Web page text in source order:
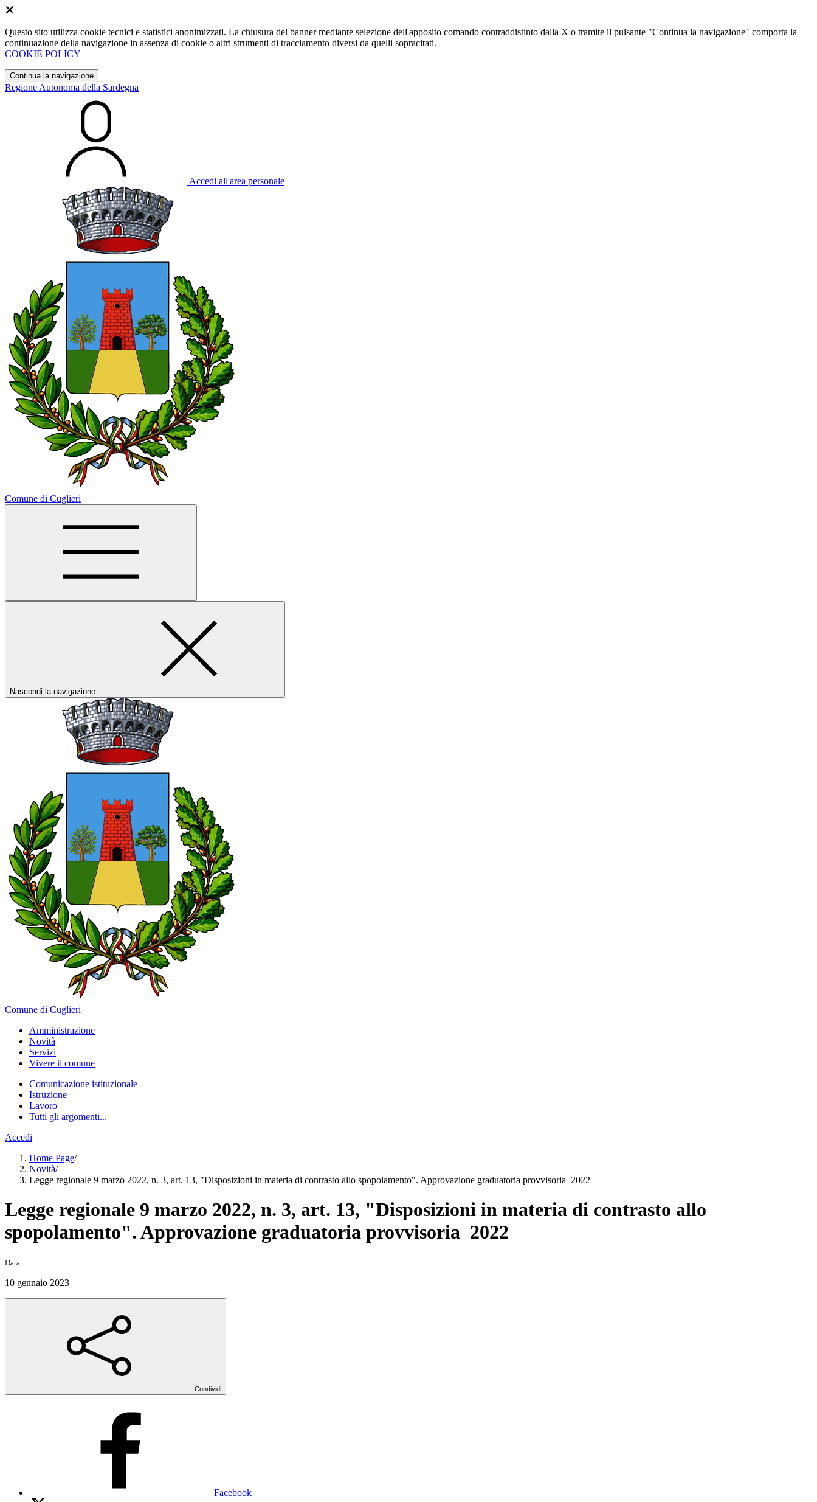
Questo sito utilizza cookie tecnici e statistici anonimizzati. La chiusura del banner mediante selezione dell'apposito comando contraddistinto dalla X o tramite il pulsante "Continua la navigazione" comporta la
continuazione della navigazione in assenza di cookie o altri strumenti di tracciamento diversi da quelli sopracitati.
COOKIE POLICY
Continua la navigazione
Regione Autonoma della Sardegna
Accedi all'area personale
Comune di Cuglieri
Nascondi la navigazione
Comune di Cuglieri
Amministrazione
Novità
Servizi
Vivere il comune
Comunicazione istituzionale
Istruzione
Lavoro
Tutti gli argomenti...
Accedi
Home Page/
Novità/
Legge regionale 9 marzo 2022, n. 3, art. 13, "Disposizioni in materia di contrasto allo spopolamento". Approvazione graduatoria provvisoria 2022
Legge regionale 9 marzo 2022, n. 3, art. 13, "Disposizioni in materia di contrasto allo
spopolamento". Approvazione graduatoria provvisoria 2022
Data:
10 gennaio 2023
Condividi
Facebook